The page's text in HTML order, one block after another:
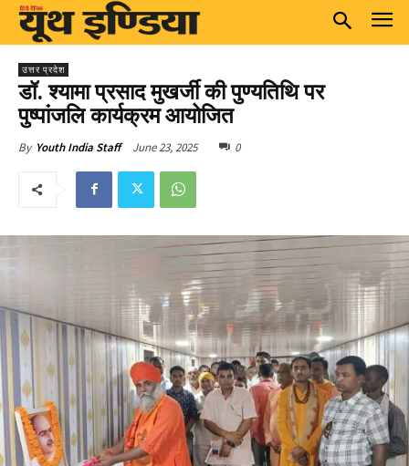
उत्तर प्रदेश
डॉ. श्यामा प्रसाद मुखर्जी की पुण्यतिथि पर
पुष्पांजलि कार्यक्रम आयोजित
By Youth India Staff June 23, 2025 0